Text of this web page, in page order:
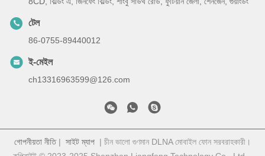
টেল
86-0755-89440012
ই-মেইল
ch13316963599@126.com
গোপনীয়তা নীতি| সাইট ম্যাপ | চীন ভালো গুণমান DLNA মোবাইল ফোন সরবরাহকারী।